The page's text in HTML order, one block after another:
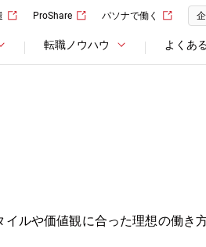
ProShare パソナで働く
転職ノウハウ よくあ
ルや価値観に合った理想の働き